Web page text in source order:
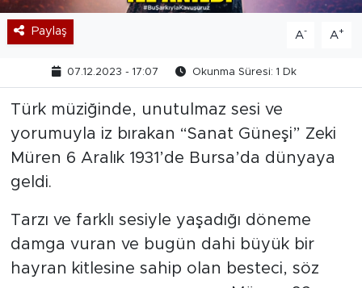
Paylaş A- A+
07.12.2023 - 17:07 Okunma Süresi: 1 Dk
Türk müziğinde, unutulmaz sesi ve
yorumuyla iz bırakan “Sanat Güneşi” Zeki
Müren 6 Aralık 1931’de Bursa’da dünyaya
geldi.
Tarzı ve farklı sesiyle yaşadığı döneme
damga vuran ve bugün dahi büyük bir
hayran kitlesine sahip olan besteci, söz